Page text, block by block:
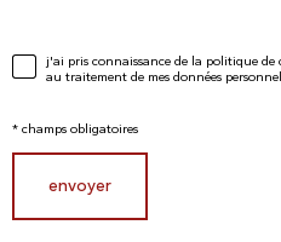
j'ai pris connaissance de la politique
au traitement de mes données
* champs obligatoires
envoyer